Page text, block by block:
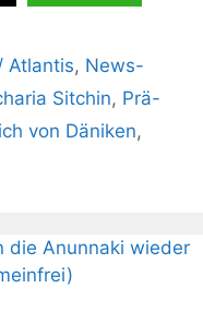
Atlantis, News-
Sitchin, Prä-
von Däniken,